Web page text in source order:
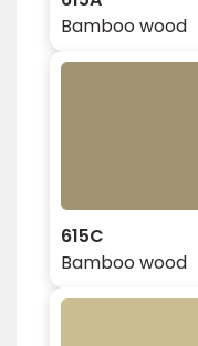
Bamboo wood
615C
Bamboo wood